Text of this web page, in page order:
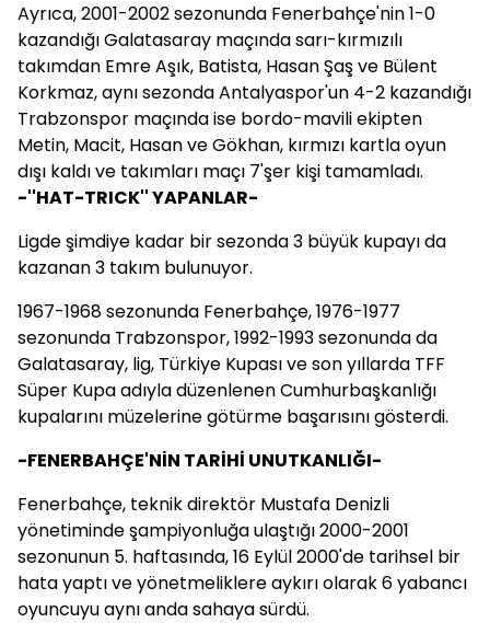
Ayrıca, 2001-2002 sezonunda Fenerbahçe'nin 1-0
kazandığı Galatasaray maçında sarı-kırmızılı
takımdan Emre Aşık, Batista, Hasan Şaş ve Bülent
Korkmaz, aynı sezonda Antalyaspor'un 4-2 kazandığı
Trabzonspor maçında ise bordo-mavili ekipten
Metin, Macit, Hasan ve Gökhan, kırmızı kartla oyun
dışı kaldı ve takımları maçı 7'şer kişi tamamladı.
-''HAT-TRICK'' YAPANLAR-
Ligde şimdiye kadar bir sezonda 3 büyük kupayı da
kazanan 3 takım bulunuyor.
1967-1968 sezonunda Fenerbahçe, 1976-1977
sezonunda Trabzonspor, 1992-1993 sezonunda da
Galatasaray, lig, Türkiye Kupası ve son yıllarda TFF
Süper Kupa adıyla düzenlenen Cumhurbaşkanlığı
kupalarını müzelerine götürme başarısını gösterdi.
-FENERBAHÇE'NİN TARİHİ UNUTKANLIĞI-
Fenerbahçe, teknik direktör Mustafa Denizli
yönetiminde şampiyonluğa ulaştığı 2000-2001
sezonunun 5. haftasında, 16 Eylül 2000'de tarihsel bir
hata yaptı ve yönetmeliklere aykırı olarak 6 yabancı
oyuncuyu aynı anda sahaya sürdü.